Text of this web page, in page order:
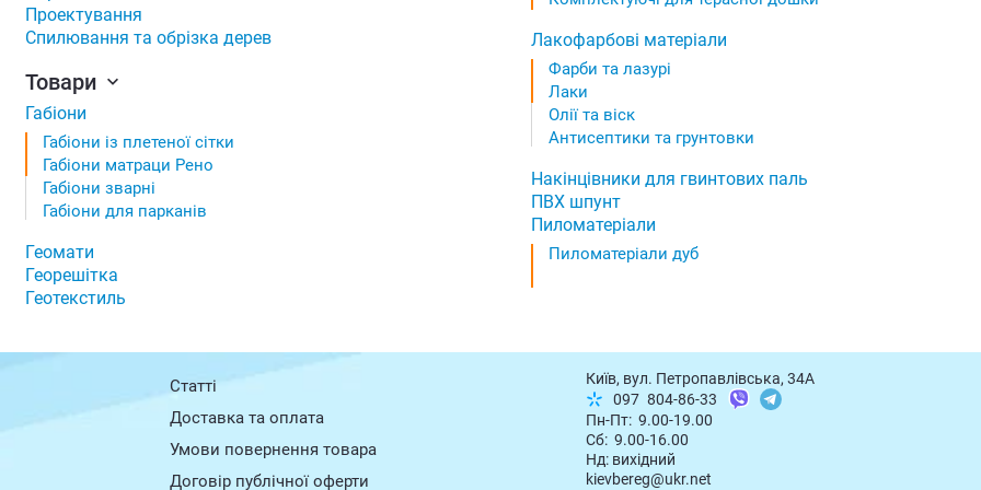
Проектування
Спилювання та обрізка дерев
Товари
Габіони
Габіони із плетеної сітки
Габіони матраци Рено
Габіони зварні
Габіони для парканів
Геомати
Георешітка
Геотекстиль
Лакофарбові матеріали
Фарби та лазурі
Лаки
Олії та віск
Антисептики та грунтовки
Накінцівники для гвинтових паль
ПВХ шпунт
Пиломатеріали
Пиломатеріали дуб
Статті
Доставка та оплата
Умови повернення товарa
Договір публічної оферти
Київ, вул. Петропавлівська, 34А
097 804-86-33
Пн-Пт: 9.00-19.00
Сб: 9.00-16.00
Нд: вихідний
kievbereg@ukr.net